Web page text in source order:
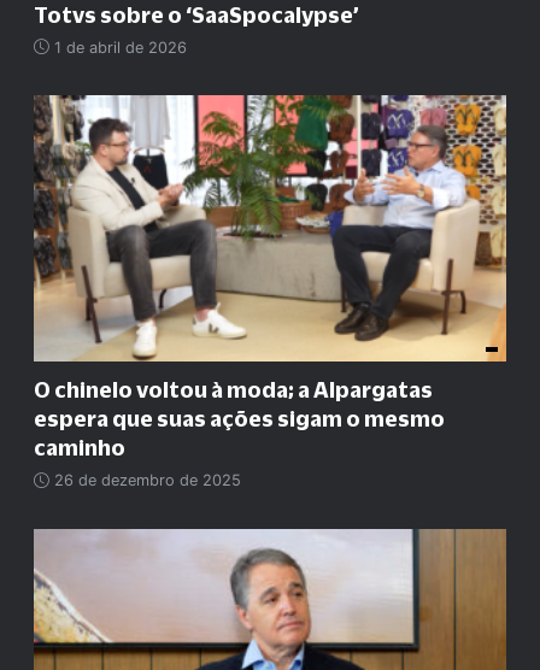
Totvs sobre o ‘SaaSpocalypse’
1 de abril de 2026
O chinelo voltou à moda; a Alpargatas
espera que suas ações sigam o mesmo
caminho
26 de dezembro de 2025